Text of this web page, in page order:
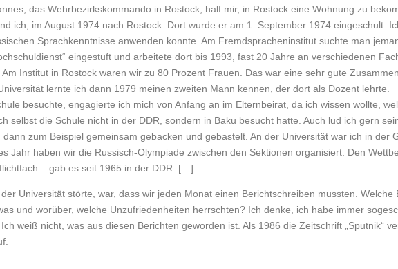
das Wehrbezirkskommando in Rostock, half mir, in Rostock eine Wohnung zu
ich, im August 1974 nach Rostock. Dort wurde er am 1. September 1974 eingeschult.
Sprachkenntnisse anwenden konnte. Am Fremdspracheninstitut suchte man
eingestuft und arbeitete dort bis 1993, fast 20 Jahre an verschiedenen
Institut in Rostock waren wir zu 80 Prozent Frauen. Das war eine sehr gute
lernte ich dann 1979 meinen zweiten Mann kennen, der dort als Dozent lehrte.
besuchte, engagierte ich mich von Anfang an im Elternbeirat, da ich wissen wollte,
selbst die Schule nicht in der DDR, sondern in Baku besucht hatte. Auch lud ich gern
zum Beispiel gemeinsam gebacken und gebastelt. An der Universität war ich in der
Jahr haben wir die Russisch-Olympiade zwischen den Sektionen organisiert. Den
– gab es seit 1965 in der DDR. […]
Universität störte, war, dass wir jeden Monat einen Berichtschreiben mussten.
und worüber, welche Unzufriedenheiten herrschten? Ich denke, ich habe immer
weiß nicht, was aus diesen Berichten geworden ist. Als 1986 die Zeitschrift „Sputnik“